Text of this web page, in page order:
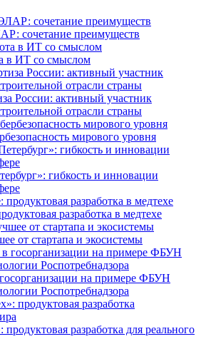
сочетание преимуществ
в ИТ со смыслом
России: активный участник
отрасли страны
мирового уровня
гибкость и инновации
разработка в медтехе
от стартапа и экосистемы
на примере ФБУН
Роспотребнадзора
разработка для реального